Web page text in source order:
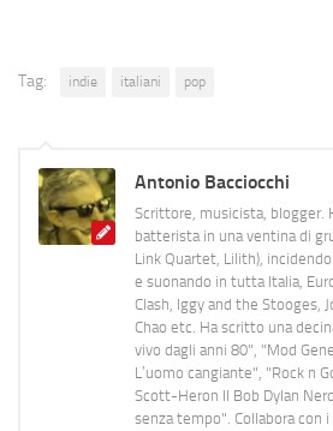
Tag: indie italiani pop
Antonio Bacciocchi
Scrittore, musicista, blogger.
batterista in una ventina di
Link Quartet, Lilith),
e suonando in tutta Italia,
Clash, Iggy and the Stooges,
Chao etc. Ha scritto una
vivo dagli anni 80", "Mod
L’uomo cangiante", "Rock n
Scott-Heron Il Bob Dylan
senza tempo". Collabora con i